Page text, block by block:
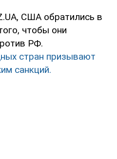
США обратились в
чтобы они
РФ.
стран призывают
санкций.